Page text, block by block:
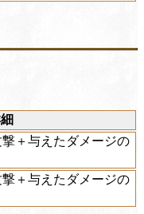
＋与えたダメージの
＋与えたダメージの